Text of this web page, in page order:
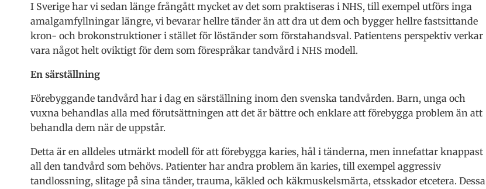
I Sverige har vi sedan länge frångått mycket av det som praktiseras i NHS, till exempel utförs inga
amalgamfyllningar längre, vi bevarar hellre tänder än att dra ut dem och bygger hellre fastsittande
kron- och brokonstruktioner i stället för löständer som förstahandsval. Patientens perspektiv verkar
vara något helt oviktigt för dem som förespråkar tandvård i NHS modell.
En särställning
Förebyggande tandvård har i dag en särställning inom den svenska tandvården. Barn, unga och
vuxna behandlas alla med förutsättningen att det är bättre och enklare att förebygga problem än att
behandla dem när de uppstår.
Detta är en alldeles utmärkt modell för att förebygga karies, hål i tänderna, men innefattar knappast
all den tandvård som behövs. Patienter har andra problem än karies, till exempel aggressiv
tandlossning, slitage på sina tänder, trauma, käkled och käkmuskelsmärta, etsskador etcetera. Dessa